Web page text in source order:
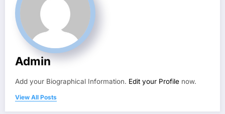
Admin
Add your Biographical Information. Edit your Profile now.
View All Posts